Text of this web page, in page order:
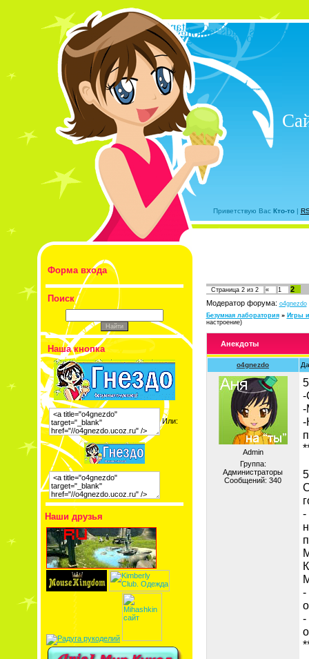
Приветствую Вас Кто-то|
Форма входа
Поиск
Наша кнопка
Или:
Наши друзья
Страница 2из 2 « 1
2
Модератор форума: o4gnezdo
Безумная лаборатория » Игры
настроение)
Анекдоты
o4gnezdo
Admin
Группа:
Администраторы
Сообщений: 340
-
-
-
-
-
-